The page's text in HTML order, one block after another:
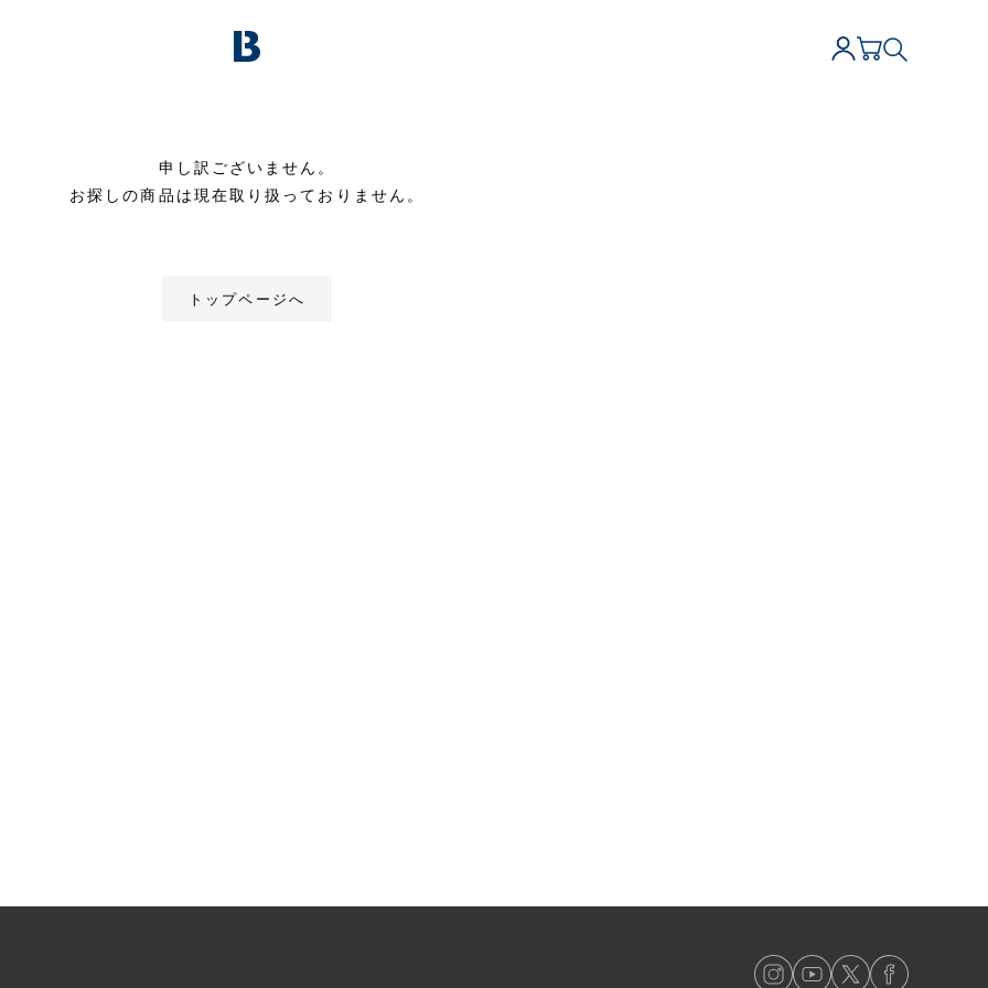
申し訳ございません。
お探しの商品は現在取り扱っておりません。
トップページへ